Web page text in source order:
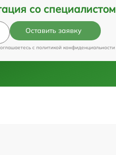
со специалистом
Оставить заявку
c политикой конфиденциальности